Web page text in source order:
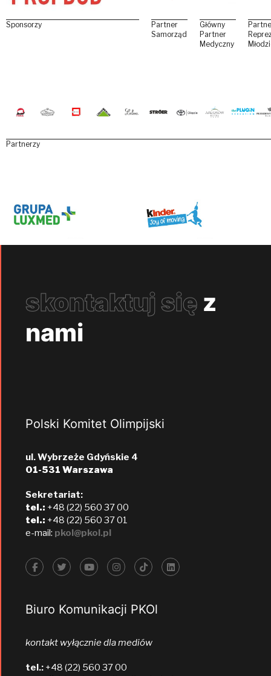
Sponsorzy
Partner
Samorządowy
Główny
Partner
Medyczny
Partnerzy
skontaktuj się z
nami
Polski Komitet Olimpijski
ul. Wybrzeże Gdyńskie 4
01-531 Warszawa
Sekretariat:
tel.: +48 (22) 560 37 00
tel.: +48 (22) 560 37 01
e-mail: pkol@pkol.pl
Biuro Komunikacji PKOl
kontakt wyłącznie dla mediów
tel.: +48 (22) 560 37 00